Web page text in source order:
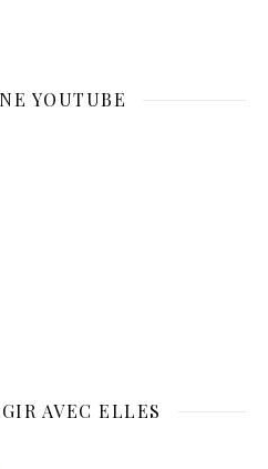
YOUTUBE
AVEC ELLES